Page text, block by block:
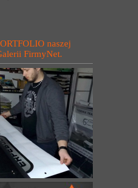
naszej
FirmyNet.